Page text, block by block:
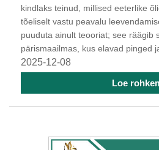
kindlaks teinud, millised eeterlike
tõeliselt vastu peavalu
puuduta ainult teooriat; see räägib
pärismaailmas, kus elavad pinged
2025-12-08
Loe